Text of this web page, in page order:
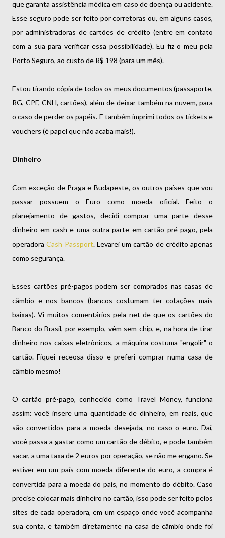
que garanta assistência médica em caso de doença ou acidente.
Esse seguro pode ser feito por corretoras ou, em alguns casos,
por administradoras de cartões de crédito (entre em contato
com a sua para verificar essa possibilidade). Eu fiz o meu pela
Porto Seguro, ao custo de R$ 198 (para um mês).
Estou tirando cópia de todos os meus documentos (passaporte,
RG, CPF, CNH, cartões), além de deixar também na nuvem, para
o caso de perder os papéis. E também imprimi todos os tickets e
vouchers (é papel que não acaba mais!).
Dinheiro
Com exceção de Praga e Budapeste, os outros países que vou
passar possuem o Euro como moeda oficial. Feito o
planejamento de gastos, decidi comprar uma parte desse
dinheiro em cash e uma outra parte em cartão pré-pago, pela
operadoraCash Passport. Levarei um cartão de crédito apenas
como segurança.
Esses cartões pré-pagos podem ser comprados nas casas de
câmbio e nos bancos (bancos costumam ter cotações mais
baixas). Vi muitos comentários pela net de que os cartões do
Banco do Brasil, por exemplo, vêm sem chip, e, na hora de tirar
dinheiro nos caixas eletrônicos, a máquina costuma "engolir" o
cartão. Fiquei receosa disso e preferi comprar numa casa de
câmbio mesmo!
O cartão pré-pago, conhecido como Travel Money, funciona
assim: você insere uma quantidade de dinheiro, em reais, que
são convertidos para a moeda desejada, no caso o euro. Daí,
você passa a gastar como um cartão de débito, e pode também
sacar, a uma taxa de 2 euros por operação, se não me engano. Se
estiver em um país com moeda diferente do euro, a compra é
convertida para a moeda do país, no momento do débito. Caso
precise colocar mais dinheiro no cartão, isso pode ser feito pelos
sites de cada operadora, em um espaço onde você acompanha
sua conta, e também diretamente na casa de câmbio onde foi